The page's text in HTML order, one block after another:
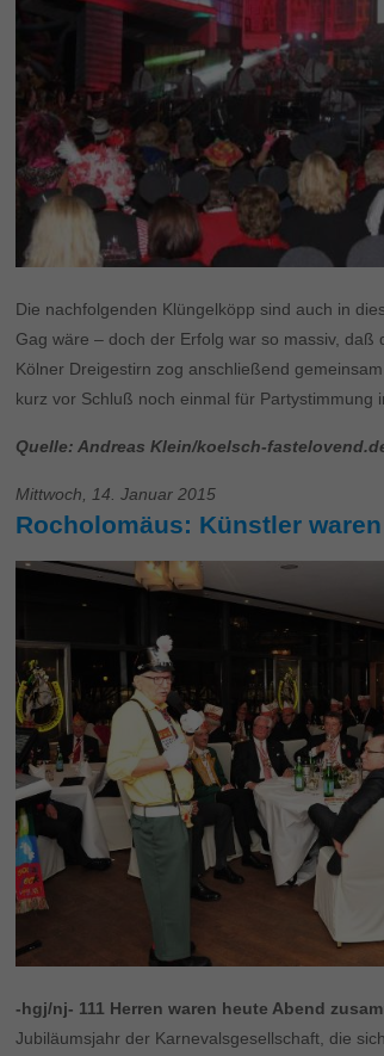
Die nachfolgenden Klüngelköpp sind auch in
Gag wäre – doch der Erfolg war so massiv, daß
Kölner Dreigestirn zog anschließend
kurz vor Schluß noch einmal für
Quelle: Andreas Klein/koelsch-
Mittwoch, 14. Januar 2015
Rocholomäus: Künstler
-hgj/nj- 111 Herren waren heute Abend
Jubiläumsjahr der Karnevalsgesellschaft, die